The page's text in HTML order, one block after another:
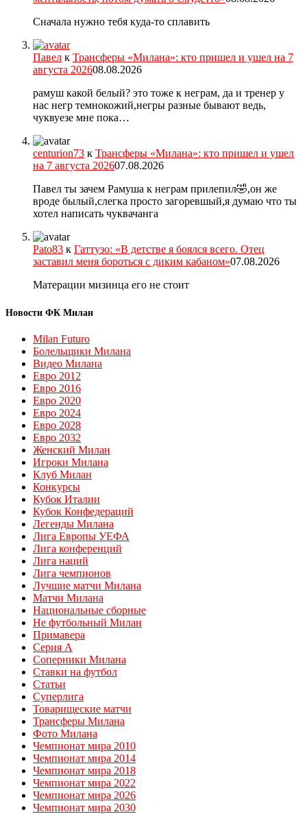
Сначала нужно тебя куда-то сплавить
Павел к Трансферы «Милана»: кто пришел и ушел на 7
августа 202608.08.2026
рамуш какой белый? это тоже к неграм, да и тренер у
нас негр темнокожий,негры разные бывают ведь,
чуквуезе мне пока…
centurion73 к Трансферы «Милана»: кто пришел и ушел
на 7 августа 202607.08.2026
Павел ты зачем Рамуша к неграм прилепил🤣,он же
вроде былый,слегка просто загоревшый,я думаю что ты
хотел написать чуквачанга
Pato83 к Гаттузо: «В детстве я боялся всего. Отец
заставил меня бороться с диким кабаном»07.08.2026
Матерации мизинца его не стоит
Новости ФК Милан
Milan Futuro
Болельщики Милана
Видео Милана
Евро 2012
Евро 2016
Евро 2020
Евро 2024
Евро 2028
Евро 2032
Женский Милан
Игроки Милана
Клуб Милан
Конкурсы
Кубок Италии
Кубок Конфедераций
Легенды Милана
Лига Европы УЕФА
Лига конференций
Лига наций
Лига чемпионов
Лучшие матчи Милана
Матчи Милана
Национальные сборные
Не футбольный Милан
Примавера
Серия А
Соперники Милана
Ставки на футбол
Статьи
Суперлига
Товарищеские матчи
Трансферы Милана
Фото Милана
Чемпионат мира 2010
Чемпионат мира 2014
Чемпионат мира 2018
Чемпионат мира 2022
Чемпионат мира 2026
Чемпионат мира 2030